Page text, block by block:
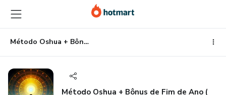
para
o
conteúdo
principal
para
o
pagamento
para
o
rodapé
Método Oshua + Bônus de Fim de Ano ( Encerramento, Cura e Realinhamento de Ciclos )
Método Oshua + Bônus de Fim de Ano (